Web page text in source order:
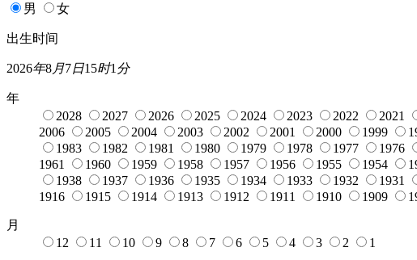
男 女
出生时间
2026年8月7日15时1 分
年
2028
2027 2026 2025 2024 2023 2022 2021
2006
2005 2004 2003 2002 2001 2000 1999
1983
1982 1981 1980 1979 1978 1977 1976
1961
1960 1959 1958 1957 1956 1955 1954
1938
1937 1936 1935 1934 1933 1932 1931
1916
1915 1914 1913 1912 1911 1910 1909
月
12
11 10 9 8 7 6 5 4 3 2 1